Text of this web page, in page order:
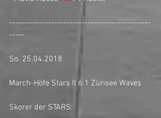
-----------------------------------------------
-----
So. 25.04.2018
March-Höfe Stars II 6:1 Zürisee Waves
Skorer der STARS: